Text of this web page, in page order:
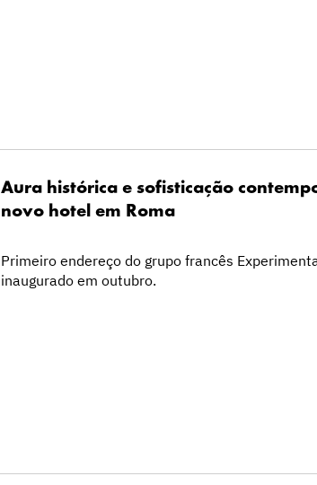
Aura histórica e sofisticação
novo hotel em Roma
Primeiro endereço do grupo francês
inaugurado em outubro.